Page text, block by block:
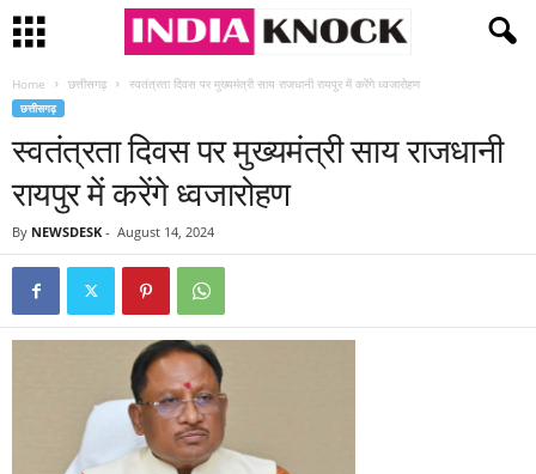
Home छत्तीसगढ़ स्वतंत्रता दिवस पर मुख्यमंत्री साय राजधानी रायपुर में करेंगे ध्वजारोहण
छत्तीसगढ़
स्वतंत्रता दिवस पर मुख्यमंत्री साय राजधानी
रायपुर में करेंगे ध्वजारोहण
By NEWSDESK - August 14, 2024